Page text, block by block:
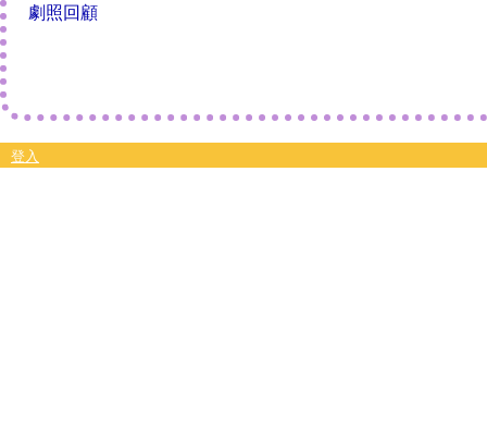
劇照回顧
登入